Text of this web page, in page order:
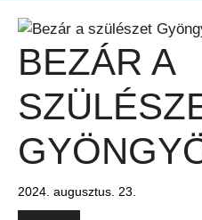
BEZÁR A
2024. augusztus. 23.